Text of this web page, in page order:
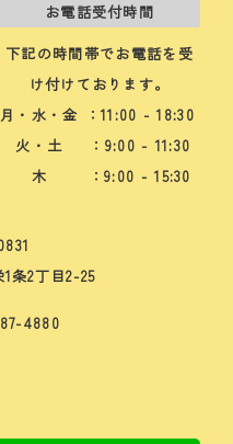
お電話受付時間
下記の時間帯でお電話を受
け付けております。
月・水・金
：11:00 - 18:30
火・土
：9:00 - 11:30
木
：9:00 - 15:30
条2丁目2-25
4880